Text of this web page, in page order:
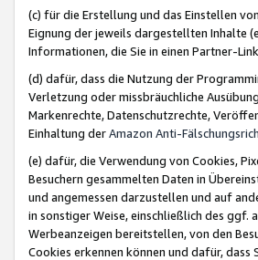
(c) für die Erstellung und das Einstellen
Eignung der jeweils dargestellten Inhalte
Informationen, die Sie in einen Partner-
(d) dafür, dass die Nutzung der
Verletzung oder missbräuchliche
Markenrechte, Datenschutzrechte,
Einhaltung derAmazon Anti-
(e) dafür, die Verwendung von Cookies,
Besuchern gesammelten Daten in
und angemessen darzustellen und auf
in sonstiger Weise, einschließlich des ggf.
Werbeanzeigen bereitstellen, von den
Cookies erkennen können und dafür,